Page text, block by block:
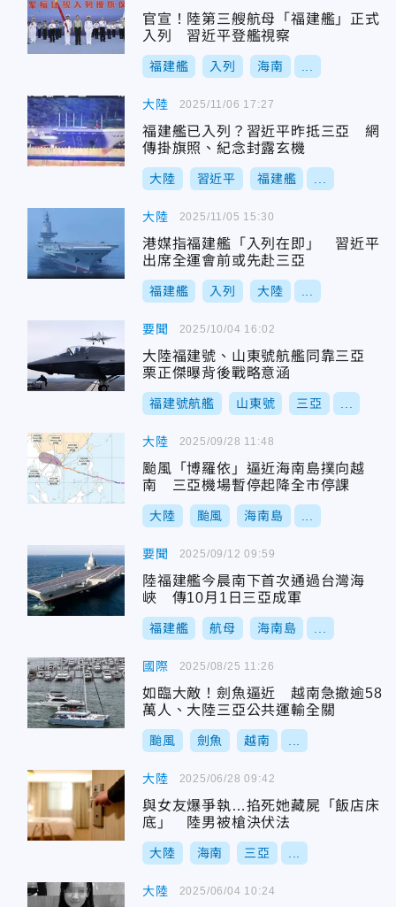
官宣！陸第三艘航母「福建艦」正式
入列 習近平登艦視察
福建艦 入列 海南
大陸
福建艦已入列？習近平昨抵三亞 網
傳掛旗照、紀念封露玄機
大陸 習近平 福建艦
2025/11/06 17:27
大陸
港媒指福建艦「入列在即」 習近平
出席全運會前或先赴三亞
福建艦 入列 大陸
2025/11/05 15:30
要聞
大陸福建號、山東號航艦同靠三亞
栗正傑曝背後戰略意涵
福建號航艦 山東號 三亞
2025/10/04 16:02
大陸
颱風「博羅依」逼近海南島撲向越
南 三亞機場暫停起降全市停課
大陸 颱風 海南島
2025/09/28 11:48
要聞
陸福建艦今晨南下首次通過台灣海
峽 傳10月1日三亞成軍
福建艦 航母 海南島
2025/09/12 09:59
國際
如臨大敵！劍魚逼近 越南急撤逾58
萬人、大陸三亞公共運輸全關
颱風 劍魚 越南
2025/08/25 11:26
大陸
與女友爆爭執…掐死她藏屍「飯店床
底」 陸男被槍決伏法
大陸 海南 三亞
2025/06/28 09:42
大陸 2025/06/04 10:24